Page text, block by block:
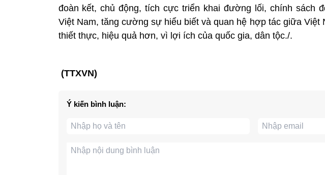
đoàn kết, chủ động, tích cực triển khai đường lối, chính sách
Việt Nam, tăng cường sự hiểu biết và quan hệ hợp tác giữa
thiết thực, hiệu quả hơn, vì lợi ích của quốc gia, dân tộc./.
(TTXVN)
Ý kiến bình luận: